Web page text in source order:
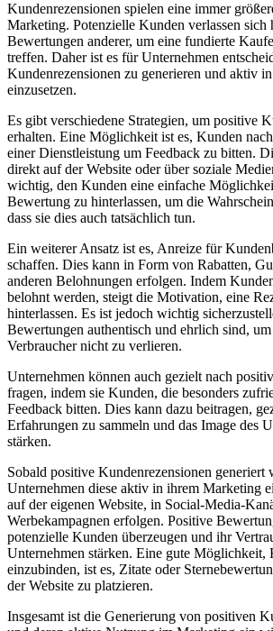
Kundenrezensionen spielen eine immer
Marketing. Potenzielle Kunden verlassen sich
Bewertungen anderer, um eine fundierte
treffen. Daher ist es für Unternehmen
Kundenrezensionen zu generieren und aktiv
einzusetzen.
Es gibt verschiedene Strategien, um positive
erhalten. Eine Möglichkeit ist es, Kunden
einer Dienstleistung um Feedback zu bitten.
direkt auf der Website oder über soziale
wichtig, den Kunden eine einfache
Bewertung zu hinterlassen, um die
dass sie dies auch tatsächlich tun.
Ein weiterer Ansatz ist es, Anreize für
schaffen. Dies kann in Form von Rabatten,
anderen Belohnungen erfolgen. Indem
belohnt werden, steigt die Motivation, eine
hinterlassen. Es ist jedoch wichtig
Bewertungen authentisch und ehrlich sind,
Verbraucher nicht zu verlieren.
Unternehmen können auch gezielt nach
fragen, indem sie Kunden, die besonders
Feedback bitten. Dies kann dazu beitragen,
Erfahrungen zu sammeln und das Image des
stärken.
Sobald positive Kundenrezensionen generiert
Unternehmen diese aktiv in ihrem Marketing
auf der eigenen Website, in Social-Media-
Werbekampagnen erfolgen. Positive
potenzielle Kunden überzeugen und ihr
Unternehmen stärken. Eine gute Möglichkeit,
einzubinden, ist es, Zitate oder
der Website zu platzieren.
Insgesamt ist die Generierung von positiven